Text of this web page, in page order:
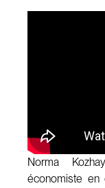
Norma
économiste en